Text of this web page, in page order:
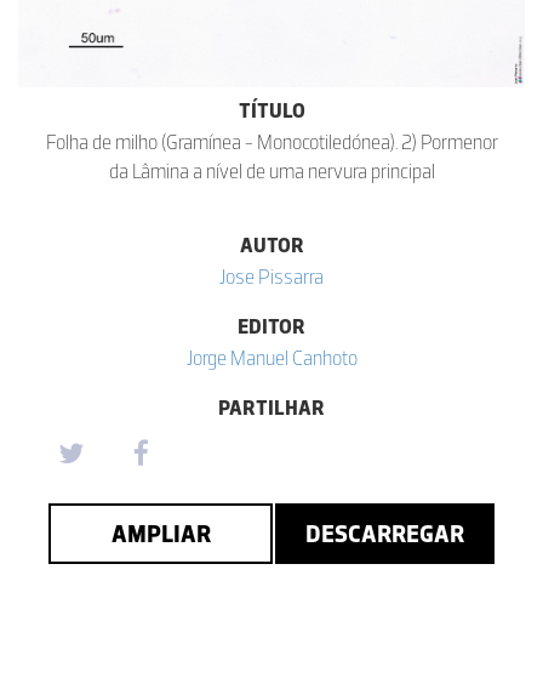
TÍTULO
Folha de milho (Gramínea - Monocotiledónea). 2) Pormenor
da Lâmina a nível de uma nervura principal
AUTOR
Jose Pissarra
EDITOR
Jorge Manuel Canhoto
PARTILHAR
AMPLIAR DESCARREGAR